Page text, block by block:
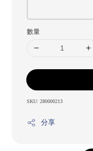
數量
SKU: 280000213
分享